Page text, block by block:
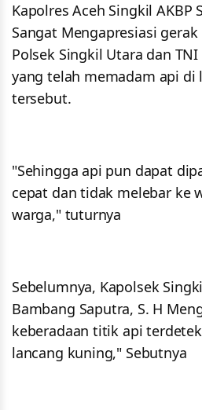
Kapolres Aceh Singkil AKBP
Sangat Mengapresiasi
Polsek Singkil Utara dan
yang telah memadam api di
tersebut.
"Sehingga api pun dapat
cepat dan tidak melebar ke
warga," tuturnya
Sebelumnya, Kapolsek
Bambang Saputra, S. H
keberadaan titik api
lancang kuning," Sebutnya